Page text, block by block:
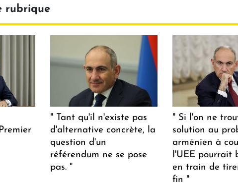
rubrique
" Tant qu'il n'existe pas
d'alternative concrète, la
question d'un
référendum ne se pose
pas. "
" Si l'on ne
solution au
arménien à
l'UEE pourrait
en train de
fin "